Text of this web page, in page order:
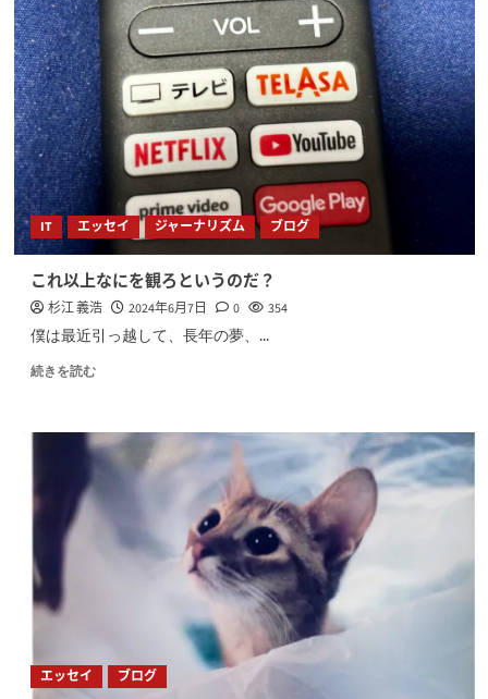
IT エッセイ ジャーナリズム ブログ
これ以上なにを観ろというのだ？
杉江 義浩 2024年6月7日 0 354
僕は最近引っ越して、長年の夢、...
続きを読む
エッセイ ブログ